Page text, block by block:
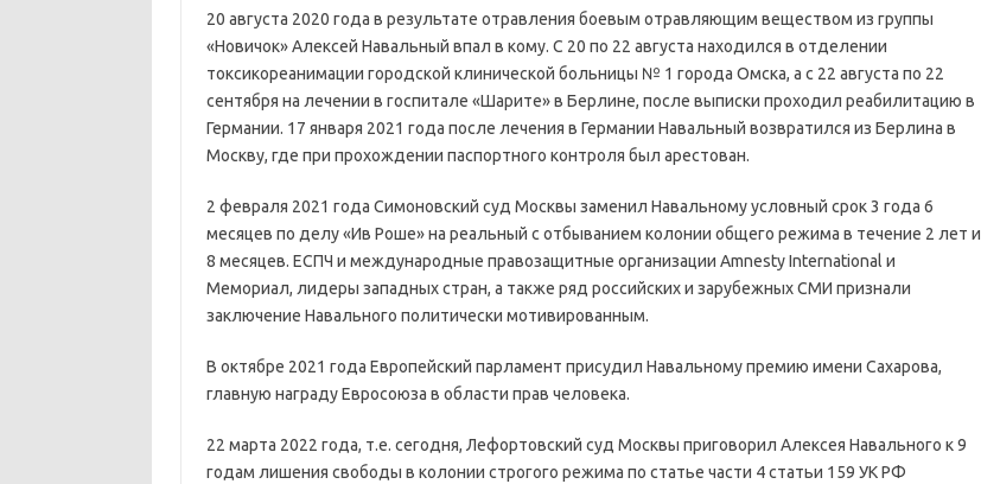
20 августа 2020 года в результате отравления боевым отравляющим веществом из группы
«Новичок» Алексей Навальный впал в кому. С 20 по 22 августа находился в отделении
токсикореанимации городской клинической больницы № 1 города Омска, а с 22 августа по 22
сентября на лечении в госпитале «Шарите» в Берлине, после выписки проходил реабилитацию в
Германии. 17 января 2021 года после лечения в Германии Навальный возвратился из Берлина в
Москву, где при прохождении паспортного контроля был арестован.
2 февраля 2021 года Симоновский суд Москвы заменил Навальному условный срок 3 года 6
месяцев по делу «Ив Роше» на реальный с отбыванием колонии общего режима в течение 2 лет и
8 месяцев. ЕСПЧ и международные правозащитные организации Amnesty International и
Мемориал, лидеры западных стран, а также ряд российских и зарубежных СМИ признали
заключение Навального политически мотивированным.
В октябре 2021 года Европейский парламент присудил Навальному премию имени Сахарова,
главную награду Евросоюза в области прав человека.
22 марта 2022 года, т.е. сегодня, Лефортовский суд Москвы приговорил Алексея Навального к 9
годам лишения свободы в колонии строгого режима по статье части 4 статьи 159 УК РФ